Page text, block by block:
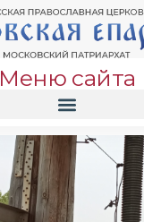
Меню сайта